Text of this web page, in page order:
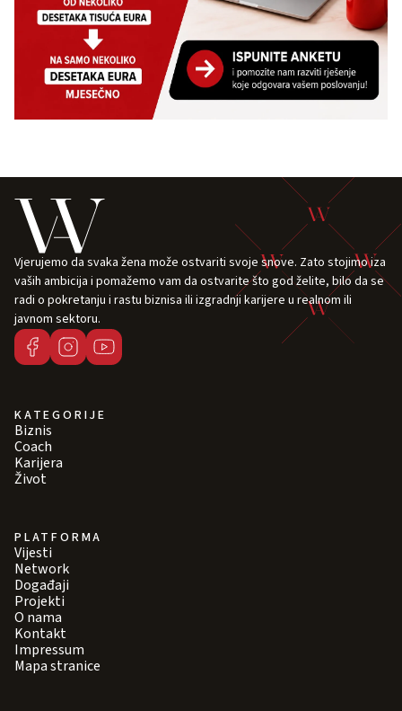
Vjerujemo da svaka žena može ostvariti svoje snove. Zato stojimo iza
vaših ambicija i pomažemo vam da ostvarite što god želite, bilo da se
radi o pokretanju i rastu biznisa ili izgradnji karijere u realnom ili
javnom sektoru.
KATEGORIJE
Biznis
Coach
Karijera
Život
PLATFORMA
Vijesti
Network
Događaji
Projekti
O nama
Kontakt
Impressum
Mapa stranice